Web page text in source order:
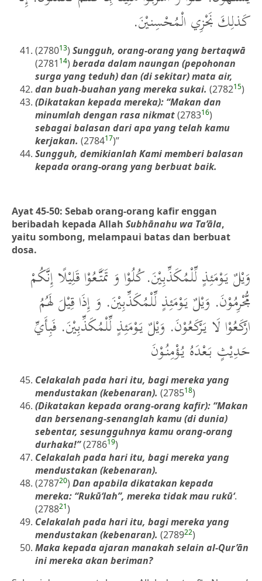
كَذلِكَ نَجْزِي الْمُحْسِنيْنَ.
(278013)Sungguh, orang-orang yang bertaqwā
(2781 14)berada dalam naungan (pepohonan
surga yang teduh) dan (di sekitar) mata air,
dan buah-buahan yang mereka sukai. (278215)
(Dikatakan kepada mereka): “Makan dan
minumlah dengan rasa nikmat(278316)
sebagai balasan dari apa yang telah kamu
kerjakan. (278417)”
Sungguh, demikianlah Kami memberi balasan
kepada orang-orang yang berbuat baik.
Ayat 45-50: Sebab orang-orang kafir enggan
beribadah kepada Allah Subhānahu wa Ta’āla,
yaitu sombong, melampaui batas dan berbuat
dosa.
وَيْلٌ يَوْمَئِذٍ لِّلْمُكَذِّبِيْنَ. كُلُوْا وَ تَمَتَّعُوْا قَلِيْلًا إِنَّكُمْ
مُّجْرِمُوْنَ. وَيْلٌ يَوْمَئِذٍ لِّلْمُكَذِّبِيْنَ. وَ إِذَا قِيْلَ لَهُمُ
ارْكَعُوْا لَا يَرْكَعُوْنَ. وَيْلٌ يَوْمَئِذٍ لِّلْمُكَذِّبِيْنَ. فَبِأَيِّ
حَدِيْثٍ بَعْدَهُ يُؤْمِنُوْنَ
Celakalah pada hari itu, bagi mereka yang
mendustakan (kebenaran). (278518)
(Dikatakan kepada orang-orang kafir): “Makan
dan bersenang-senanglah kamu (di dunia)
sebentar, sesungguhnya kamu orang-orang
durhaka!”(278619)
Celakalah pada hari itu, bagi mereka yang
mendustakan (kebenaran).
(278720)Dan apabila dikatakan kepada
mereka: “Rukū‘lah”, mereka tidak mau rukū‘.
(278821)
Celakalah pada hari itu, bagi mereka yang
mendustakan (kebenaran). (278922)
Maka kepada ajaran manakah selain al-Qur’ān
ini mereka akan beriman?